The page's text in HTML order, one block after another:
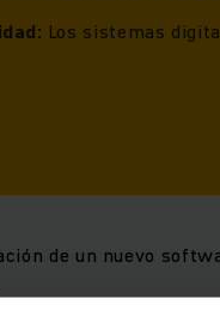
Los sistemas
de un nuevo